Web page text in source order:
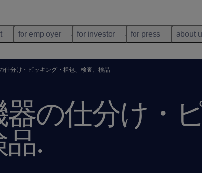
for employer for investor for press about
仕分け・ピッキング・梱包、検査、検品
の仕分け・
品.